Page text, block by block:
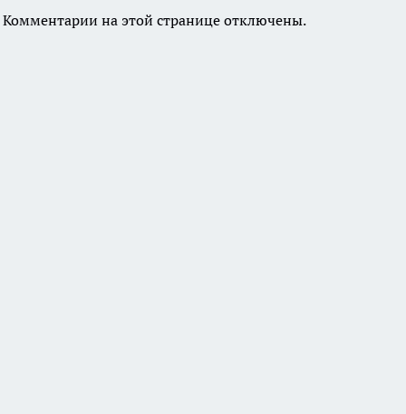
Комментарии на этой странице отключены.